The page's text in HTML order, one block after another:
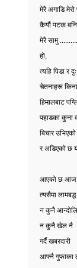
मेरै अगाडि मेरो
कैयौं पटक
मेरै सामु..........
हो,
त्यहि पिडा र
चेतनाहरू
हिमालबाट
पहाडका कुना
बिचार
र अडिएको छ
आएको छ आज
त्यसैमा
न कुनै
न कुनै खेल नै
गर्दै खबरदारी
आफ्नै गुफाका